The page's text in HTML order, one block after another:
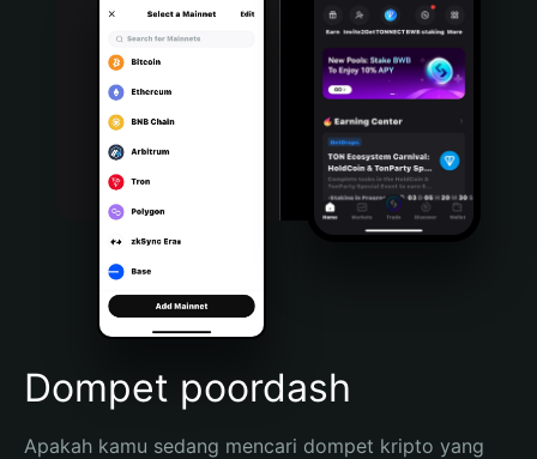
Português (Portugal)
Bahasa Indonesia
Português (Brasil)
Español (Argentina)
Dompet poordash
Apakah kamu sedang mencari dompet kripto yang